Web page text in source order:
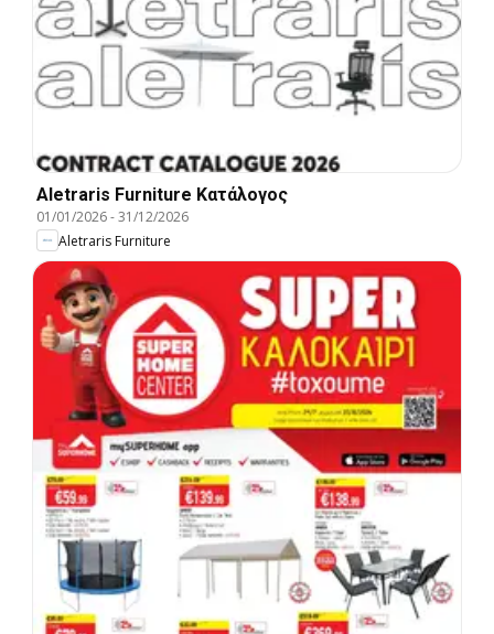
Aletraris Furniture Κατάλογος
01/01/2026-31/12/2026
Aletraris Furniture